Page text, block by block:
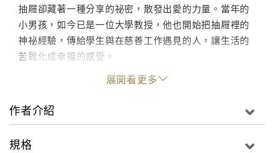
抽屜卻藏著一種分享的祕密，散發出愛的力量。當年的
小男孩，如今已是一位大學教授，他也開始把抽屜裡的
神祕經驗，傳給學生與在慈善工作遇見的人，讓生活的
苦難化成幸福的感受。
親愛的朋友，當您翻閱這本書時，您已經打開了抽屜的
一絲縫隙，如果您願意繼續讀書裡的故事，您將看見抽
屜裡所有的祕密，看見那種讓生命喜樂付出的神祕力
量。
展開看更多
作者介紹
規格